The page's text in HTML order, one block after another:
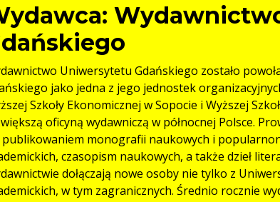
Uniwersytetu Gdańskiego zostało
jako jedna z jego jednostek
Szkoły Ekonomicznej w Sopocie i Wyższej
oficyną wydawniczą w północnej Polsce.
publikowaniem monografii naukowych i
czasopism naukowych, a także dzieł
dołączają nowe osoby nie tylko z
w tym zagranicznych. Średnio rocznie